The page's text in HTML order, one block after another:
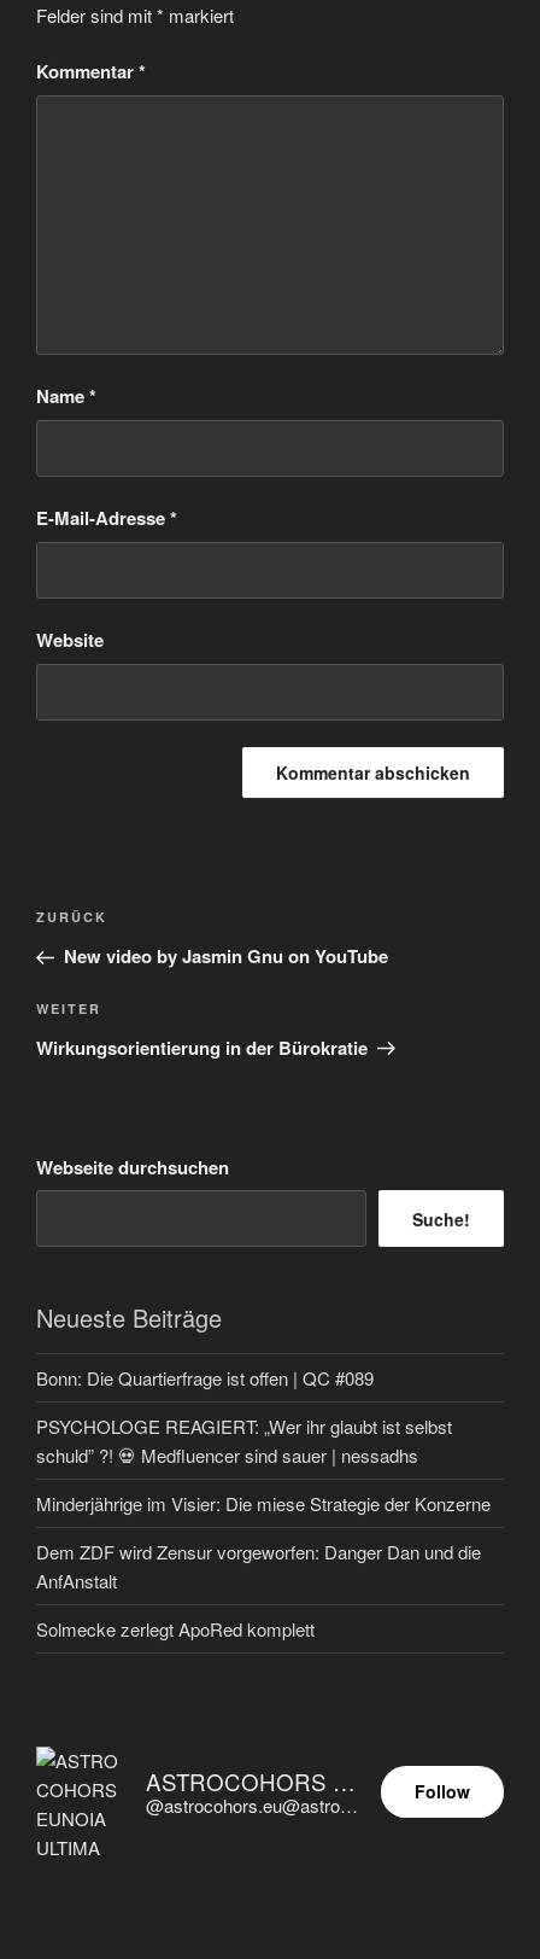
Felder sind mit* markiert
Kommentar*
Name*
E-Mail-Adresse*
Website
Beitragsnavigation
Vorheriger
Beitrag
ZURÜCK
New video by Jasmin Gnu on YouTube
Nächster
Beitrag
WEITER
Wirkungsorientierung in der Bürokratie
Webseite durchsuchen
Suche!
Neueste Beiträge
Bonn: Die Quartierfrage ist offen | QC #089
PSYCHOLOGE REAGIERT: „Wer ihr glaubt ist selbst
schuld” ?! 💀 Medfluencer sind sauer | nessadhs
Minderjährige im Visier: Die miese Strategie der Konzerne
Dem ZDF wird Zensur vorgeworfen: Danger Dan und die
AnfAnstalt
Solmecke zerlegt ApoRed komplett
ASTROCOHORS EUNOIA ULTIMA
@astrocohors.eu@astrocohors.eu
Follow